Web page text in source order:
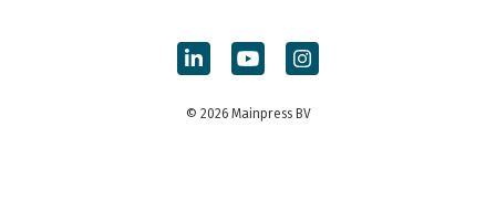
© 2026 Mainpress BV